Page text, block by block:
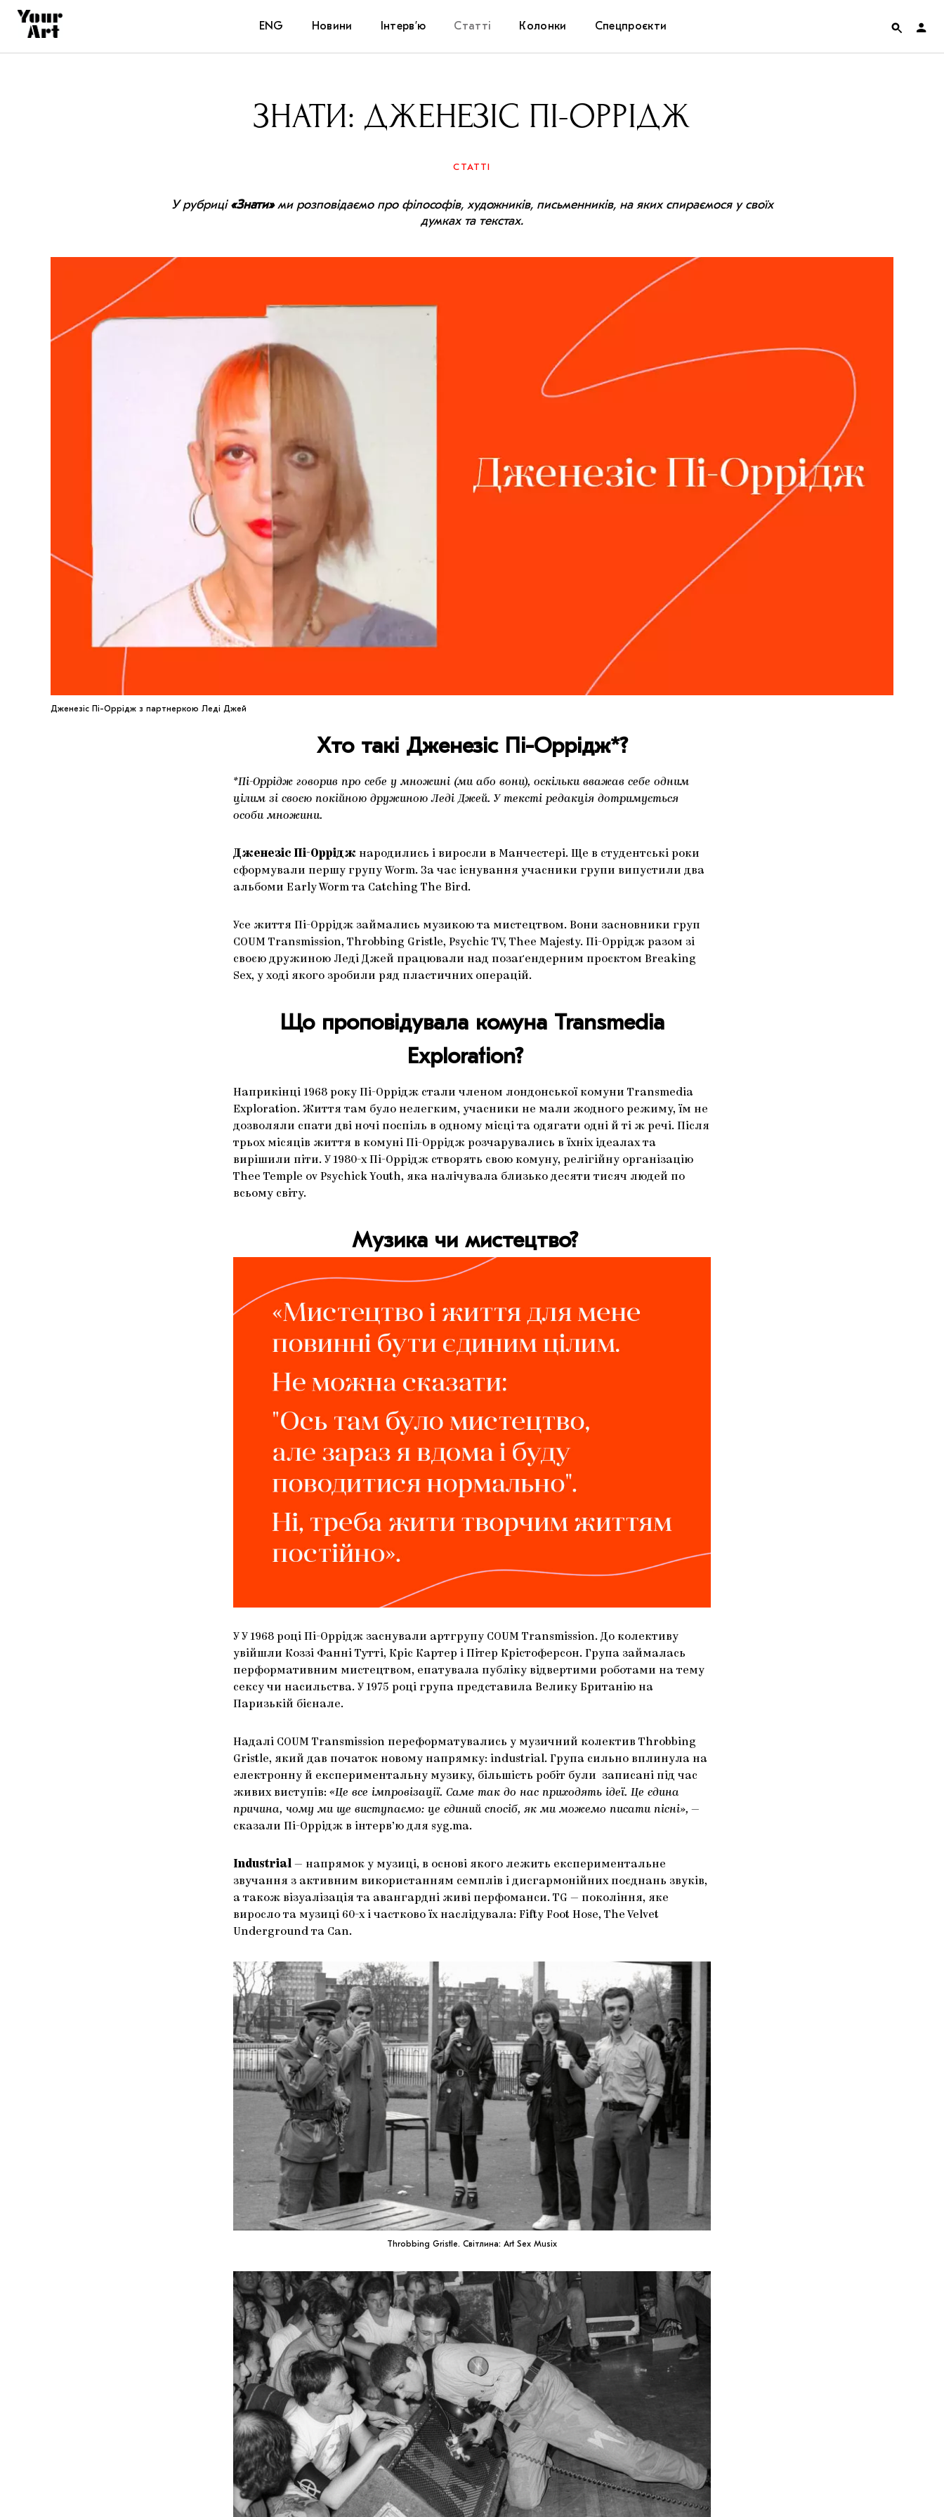
ENG Новини Інтерв’ю Статті Колонки Спецпроєкти
Маріупольські маргіналії
ЗНАТИ: ДЖЕНЕЗІС ПІ-ОРРІДЖ
СТАТТІ
У рубриці«Знати»ми розповідаємо про філософів, художників, письменників, на яких спираємося у своїх
думках та текстах.
Дженезіс Пі-Оррідж з партнеркою Леді Джей
Хто такі Дженезіс Пі-Оррідж*?
*Пі-Оррідж говорив про себе у множині (ми або вони), оскільки вважав себе одним
цілим зі своєю покійною дружиною Леді Джей. У тексті редакція дотримується
особи множини.
Дженезіс Пі-Оррідж народились і виросли в Манчестері. Ще в студентські роки
сформували першу групу Worm. За час існування учасники групи випустили два
альбоми Early Worm та Catching The Bird.
Усе життя Пі-Оррідж займались музикою та мистецтвом. Вони засновники груп
COUM Transmission, Throbbing Gristle, Psychic TV, Thee Majesty. Пі-Оррідж разом зі
своєю дружиною Леді Джей працювали над позаґендерним проєктом Breaking
Sex, у ході якого зробили ряд пластичних операцій.
Що проповідувала комуна Transmedia
Exploration?
Наприкінці 1968 року Пі-Оррідж стали членом лондонської комуни Transmedia
Exploration. Життя там було нелегким, учасники не мали жодного режиму, їм не
дозволяли спати дві ночі поспіль в одному місці та одягати одні й ті ж речі. Після
трьох місяців життя в комуні Пі-Оррідж розчарувались в їхніх ідеалах та
вирішили піти. У 1980-х Пі-Оррідж створять свою комуну, релігійну організацію
Thee Temple ov Psychick Youth, яка налічувала близько десяти тисяч людей по
всьому світу.
Музика чи мистецтво?
У У 1968 році Пі-Оррідж заснували артгрупу COUM Transmission. До колективу
увійшли Коззі Фанні Тутті, Кріс Картер і Пітер Крістоферсон. Група займалась
перформативним мистецтвом, епатувала публіку відвертими роботами на тему
сексу чи насильства. У 1975 році група представила Велику Британію на
Паризькій бієнале.
Надалі COUM Transmission переформатувались у музичний колектив Throbbing
Gristle, який дав початок новому напрямку: industrial. Група сильно вплинула на
електронну й експериментальну музику, більшість робіт були записані під час
живих виступів: «Це все імпровізації. Саме так до нас приходять ідеї. Це єдина
причина, чому ми ще виступаємо: це єдиний спосіб, як ми можемо писати пісні», —
сказали Пі-Оррідж в інтерв’ю для syg.ma.
Industrial — напрямок у музиці, в основі якого лежить експериментальне
звучання з активним використанням семплів і дисгармонійних поєднань звуків,
а також візуалізація та авангардні живі перфоманси. TG — покоління, яке
виросло та музиці 60-х і частково їх наслідувала: Fifty Foot Hose, The Velvet
Underground та Can.
Throbbing Gristle. Світлина: Art Sex Musix